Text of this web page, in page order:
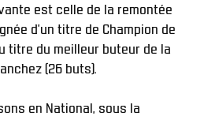
est celle de la remontée
d’un titre de Champion de
titre du meilleur buteur de la
(26 buts).
en National, sous la